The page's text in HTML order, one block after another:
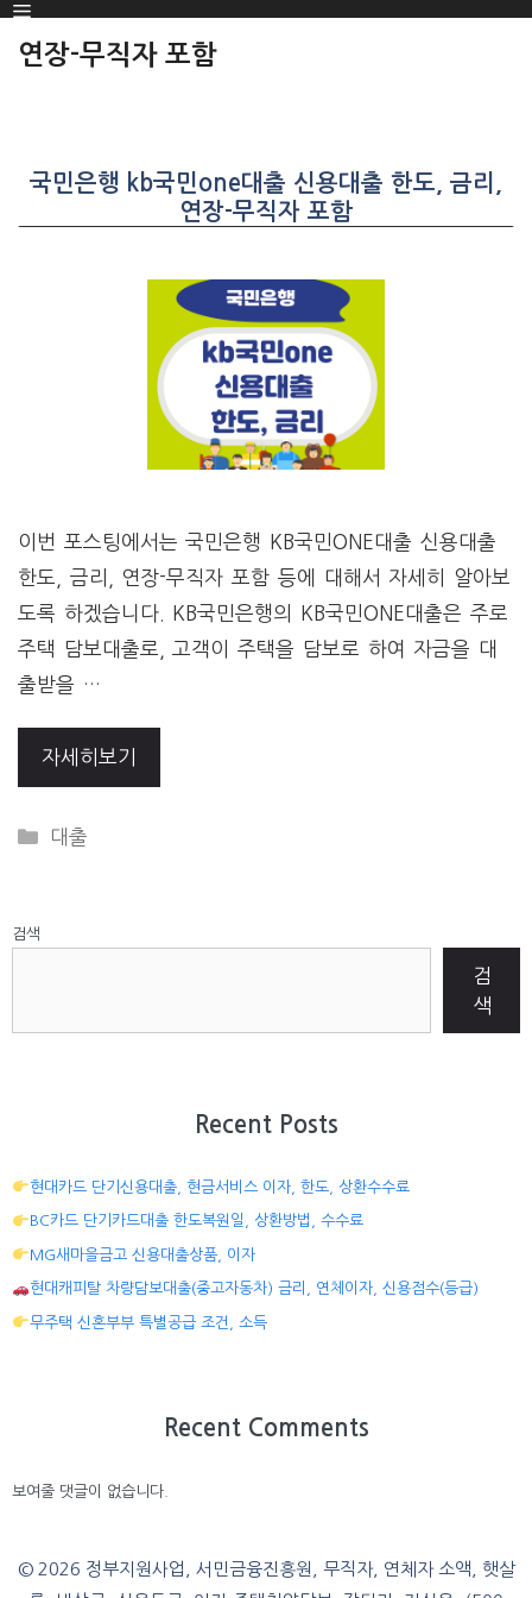
SKIP
TO
Menu
연장-무직자 포함
국민은행 kb국민one대출 신용대출 한도, 금리,
연장-무직자 포함
이번 포스팅에서는 국민은행 KB국민ONE대출 신용대출
한도, 금리, 연장-무직자 포함 등에 대해서 자세히 알아보
도록 하겠습니다. KB국민은행의 KB국민ONE대출은 주로
주택 담보대출로, 고객이 주택을 담보로 하여 자금을 대
출받을 …
자세히보기
CATEGORIES
대출
검색
검
색
Recent Posts
현대카드 단기신용대출, 현금서비스 이자, 한도, 상환수수료
BC카드 단기카드대출 한도복원일, 상환방법, 수수료
MG새마을금고 신용대출상품, 이자
현대캐피탈 차량담보대출(중고자동차) 금리, 연체이자, 신용점수(등급)
무주택 신혼부부 특별공급 조건, 소득
Recent Comments
보여줄 댓글이 없습니다.
© 2026 정부지원사업, 서민금융진흥원, 무직자, 연체자 소액, 햇살